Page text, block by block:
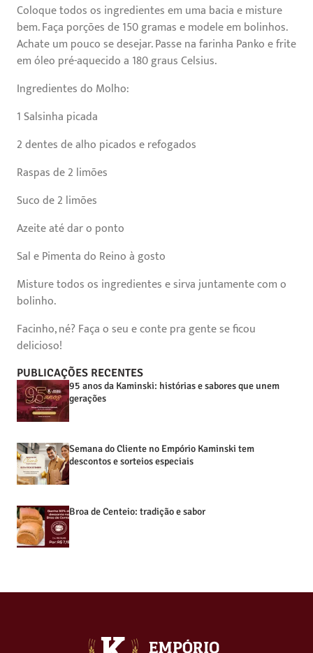
Coloque todos os ingredientes em uma bacia e misture
bem. Faça porções de 150 gramas e modele em bolinhos.
Achate um pouco se desejar. Passe na farinha Panko e frite
em óleo pré-aquecido a 180 graus Celsius.
Ingredientes do Molho:
1 Salsinha picada
2 dentes de alho picados e refogados
Raspas de 2 limões
Suco de 2 limões
Azeite até dar o ponto
Sal e Pimenta do Reino à gosto
Misture todos os ingredientes e sirva juntamente com o
bolinho.
Facinho, né? Faça o seu e conte pra gente se ficou
delicioso!
PUBLICAÇÕES RECENTES
95 anos da Kaminski: histórias e sabores que unem
gerações
Semana do Cliente no Empório Kaminski tem
descontos e sorteios especiais
Broa de Centeio: tradição e sabor